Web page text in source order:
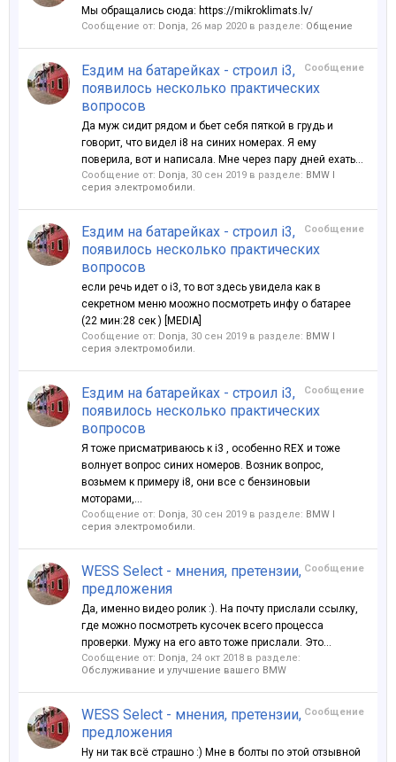
Мы обращались сюда: https://mikroklimats.lv/
Сообщение от: Donja, 26 мар 2020 в разделе: Общение
Сообщение
Ездим на батарейках - строил i3,
появилось несколько практических
вопросов
Да муж сидит рядом и бьет себя пяткой в грудь и
говорит, что видел i8 на синих номерах. Я ему
поверила, вот и написала. Мне через пару дней ехать...
Сообщение от: Donja, 30 сен 2019 в разделе: BMW I
серия электромобили.
Сообщение
Ездим на батарейках - строил i3,
появилось несколько практических
вопросов
если речь идет о i3, то вот здесь увидела как в
секретном меню моожно посмотреть инфу о батарее
(22 мин:28 сек ) [MEDIA]
Сообщение от: Donja, 30 сен 2019 в разделе: BMW I
серия электромобили.
Сообщение
Ездим на батарейках - строил i3,
появилось несколько практических
вопросов
Я тоже присматриваюсь к i3 , особенно REX и тоже
волнует вопрос синих номеров. Возник вопрос,
возьмем к примеру i8, они все с бензиновыи
моторами,...
Сообщение от: Donja, 30 сен 2019 в разделе: BMW I
серия электромобили.
Сообщение
WESS Select - мнения, претензии,
предложения
Да, именно видео ролик :). На почту прислали ссылку,
где можно посмотреть кусочек всего процесса
проверки. Мужу на его авто тоже прислали. Это...
Сообщение от: Donja, 24 окт 2018 в разделе:
Обслуживание и улучшение вашего BMW
Сообщение
WESS Select - мнения, претензии,
предложения
Ну ни так всё страшно :) Мне в болты по этой отзывной